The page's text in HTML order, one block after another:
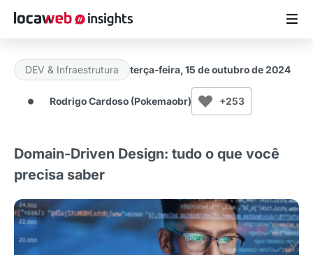
ARTIGOS
ESTUDOS
CASES DE SUCESSO
LOCAWEB.COM.BR
DEV & Infraestrutura terça-feira, 15 de outubro de 2024
Rodrigo Cardoso (Pokemaobr) +253
Domain-Driven Design: tudo o que você
precisa saber